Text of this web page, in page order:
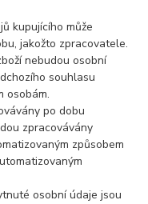
kupujícího může
jakožto zpracovatele.
nebudou osobní
souhlasu
osobám.
po dobu
zpracovávány
způsobem
osobní údaje jsou